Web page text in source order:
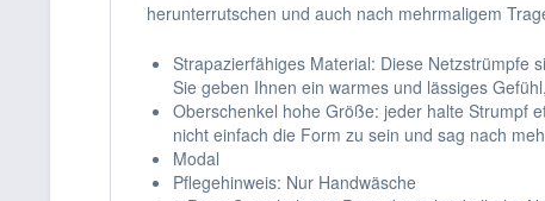
herunterrutschen und auch nach mehrmaligem
Strapazierfähiges Material: Diese Netzstrümpfe
Sie geben Ihnen ein warmes und lässiges
Oberschenkel hohe Größe: jeder halte Strumpf
nicht einfach die Form zu sein und sag nach
Modal
Pflegehinweis: Nur Handwäsche